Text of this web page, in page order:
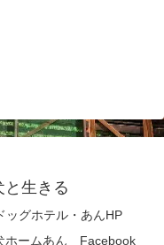
生きる
ッグホテル・あんHP
ホームあん Facebook